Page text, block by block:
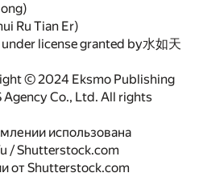
Ru Tian Er)
license granted by水如天
© 2024 Eksmo Publishing
Agency Co., Ltd. All rights
использована
/ Shutterstock.com
от Shutterstock.com